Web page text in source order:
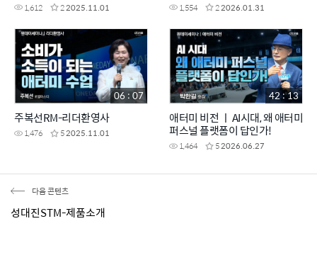
1,612 22025.11.01 1,554 22026.01.31
주복선RM-리더환영사
1,476 52025.11.01
06 : 07
애터미 비전 ㅣ AI시대, 왜 애터미
퍼스널 플랫폼이 답인가!
1,464 52026.06.27
42 : 13
다음 콘텐츠
성대진STM-제품소개